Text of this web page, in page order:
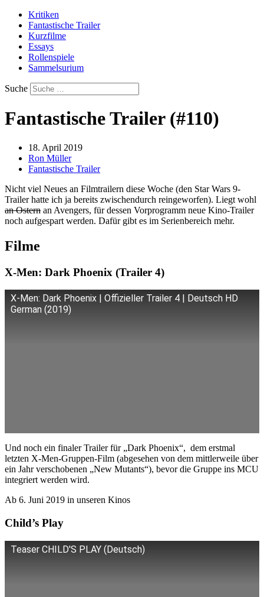
Kritiken
Fantastische Trailer
Kurzfilme
Essays
Rollenspiele
Sammelsurium
Suche
Fantastische Trailer (#110)
18. April 2019
Ron Müller
Fantastische Trailer
Nicht viel Neues an Filmtrailern diese Woche (den Star Wars 9-
Trailer hatte ich ja bereits zwischendurch reingeworfen). Liegt wohl
an Ostern an Avengers, für dessen Vorprogramm neue Kino-Trailer
noch aufgespart werden. Dafür gibt es im Serienbereich mehr.
Filme
X-Men: Dark Phoenix (Trailer 4)
X-Men: Dark Phoenix | Offizieller Trailer 4 | Deutsch HD
German (2019)
Und noch ein finaler Trailer für „Dark Phoenix“, dem erstmal
letzten X-Men-Gruppen-Film (abgesehen von dem mittlerweile über
ein Jahr verschobenen „New Mutants“), bevor die Gruppe ins MCU
integriert werden wird.
Ab 6. Juni 2019 in unseren Kinos
Child’s Play
Teaser CHILD'S PLAY (Deutsch)